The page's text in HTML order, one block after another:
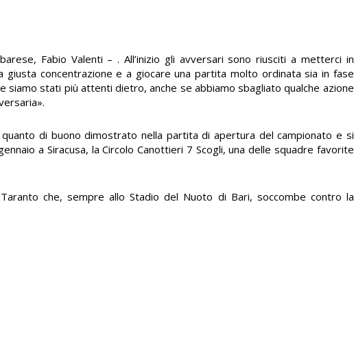
Fabio Valenti – . All’inizio gli avversari sono riusciti a metterci in
concentrazione e a giocare una partita molto ordinata sia in fase
stati più attenti dietro, anche se abbiamo sbagliato qualche azione
di buono dimostrato nella partita di apertura del campionato e si
a Siracusa, la Circolo Canottieri 7 Scogli, una delle squadre favorite
che, sempre allo Stadio del Nuoto di Bari, soccombe contro la